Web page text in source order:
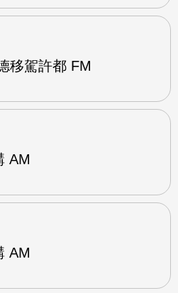
移駕許都 FM
AM
AM